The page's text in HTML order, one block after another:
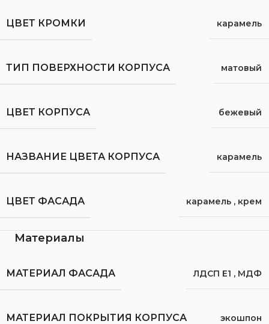
ЦВЕТ КРОМКИ карамель
ТИП ПОВЕРХНОСТИ КОРПУСА матовый
ЦВЕТ КОРПУСА бежевый
НАЗВАНИЕ ЦВЕТА КОРПУСА карамель
ЦВЕТ ФАСАДА карамель , крем
Материалы
МАТЕРИАЛ ФАСАДА ЛДСП Е1 , МДФ
МАТЕРИАЛ ПОКРЫТИЯ КОРПУСА экошпон